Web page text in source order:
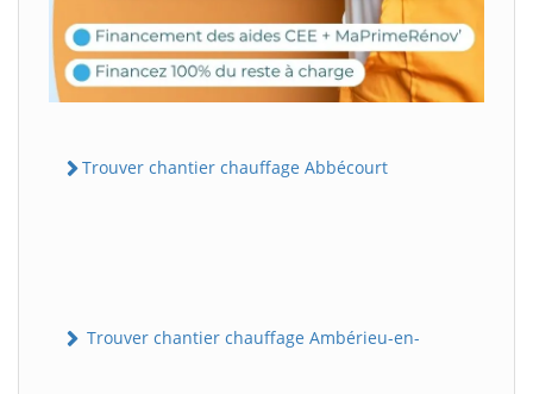
Trouver chantier chauffage Abbécourt
Trouver chantier chauffage Ambérieu-en-